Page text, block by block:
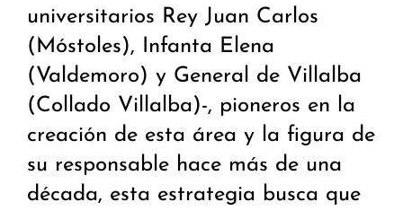
universitarios Rey Juan Carlos
(Móstoles), Infanta Elena
(Valdemoro) y General de Villalba
(Collado Villalba)-, pioneros en la
creación de esta área y la figura de
su responsable hace más de una
década, esta estrategia busca que